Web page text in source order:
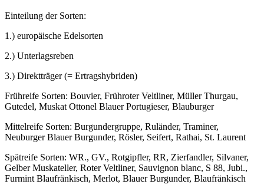
Einteilung der Sorten:
1.) europäische Edelsorten
2.) Unterlagsreben
3.) Direktträger (= Ertragshybriden)
Frühreife Sorten: Bouvier, Frühroter Veltliner, Müller Thurgau,
Gutedel, Muskat Ottonel Blauer Portugieser, Blauburger
Mittelreife Sorten: Burgundergruppe, Ruländer, Traminer,
Neuburger Blauer Burgunder, Rösler, Seifert, Rathai, St. Laurent
Spätreife Sorten: WR., GV., Rotgipfler, RR, Zierfandler, Silvaner,
Gelber Muskateller, Roter Veltliner, Sauvignon blanc, S 88, Jubi.,
Furmint Blaufränkisch, Merlot, Blauer Burgunder, Blaufränkisch